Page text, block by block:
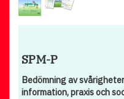
SPM-P
Bedömning av
information, praxis och